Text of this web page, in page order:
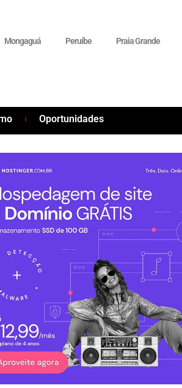
Mongaguá Peruíbe Praia Grande
Oportunidades